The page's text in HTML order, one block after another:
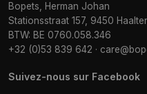
Bopets, Herman Johan
Stationsstraat 157, 9450
BTW: BE 0760.058.346
+32 (0)53 839 642 ·
Suivez-nous sur Facebook